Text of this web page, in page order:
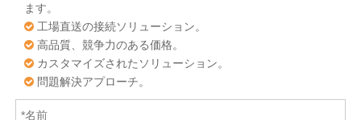
ます。
 工場直送の接続ソリューション。
 高品質、競争力のある価格。
 カスタマイズされたソリューション。
 問題解決アプローチ。